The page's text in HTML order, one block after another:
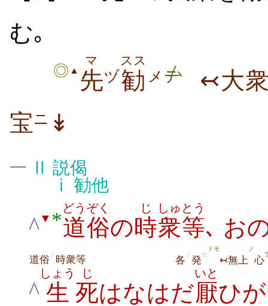
む｡
◎ ▲ 先
マ
ヅ勧
スス
メテム ↢大
宝ニ ↡
一 Ⅱ 説偈
ⅰ
勧他
^▼ *道俗
どうぞく
の時
じ
衆
しゅ
等
とう
､ お
道俗 ノ 時衆等 各 ノ発セ
ドモ
↢無上
ノ
心
^ 生
しょう
死
じ
はなはだ厭
いと
ひ